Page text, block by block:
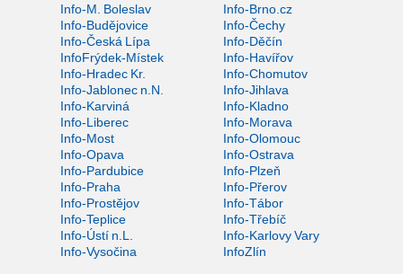
Info-M. Boleslav
Info-Brno.cz
Info-Budějovice
Info-Čechy
Info-Česká Lípa
Info-Děčín
InfoFrýdek-Místek
Info-Havířov
Info-Hradec Kr.
Info-Chomutov
Info-Jablonec n.N.
Info-Jihlava
Info-Karviná
Info-Kladno
Info-Liberec
Info-Morava
Info-Most
Info-Olomouc
Info-Opava
Info-Ostrava
Info-Pardubice
Info-Plzeň
Info-Praha
Info-Přerov
Info-Prostějov
Info-Tábor
Info-Teplice
Info-Třebíč
Info-Ústí n.L.
Info-Karlovy Vary
Info-Vysočina
InfoZlín